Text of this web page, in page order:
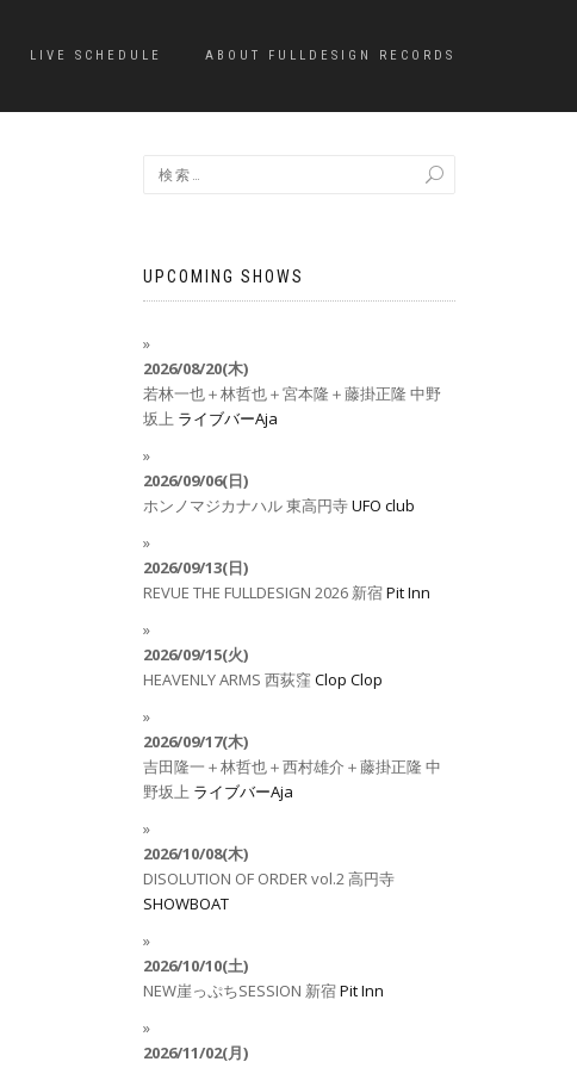
LIVE SCHEDULE ABOUT FULLDESIGN RECORDS
UPCOMING SHOWS
2026/08/20(木)
若林一也＋林哲也＋宮本隆＋藤掛正隆 中野
坂上 ライブバーAja
2026/09/06(日)
ホンノマジカナハル東高円寺UFO club
2026/09/13(日)
REVUE THE FULLDESIGN 2026 新宿Pit Inn
2026/09/15(火)
HEAVENLY ARMS 西荻窪Clop Clop
2026/09/17(木)
吉田隆一＋林哲也＋西村雄介＋藤掛正隆 中
野坂上 ライブバーAja
2026/10/08(木)
DISOLUTION OF ORDER vol.2高円寺
SHOWBOAT
2026/10/10(土)
NEW崖っぷちSESSION 新宿Pit Inn
2026/11/02(月)